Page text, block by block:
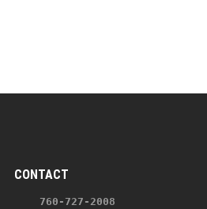
CONTACT
760-727-2008